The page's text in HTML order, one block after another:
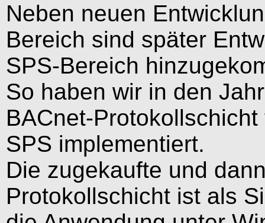
Neben neuen
Bereich sind später
SPS-Bereich
So haben wir in den
BACnet-
SPS implementiert.
Die zugekaufte und
Protokollschicht ist als